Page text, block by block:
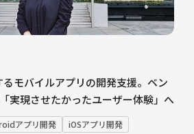
モバイルアプリの開発支援。ベン
実現させたかったユーザー体験」へ
アプリ開発
iOSアプリ開発